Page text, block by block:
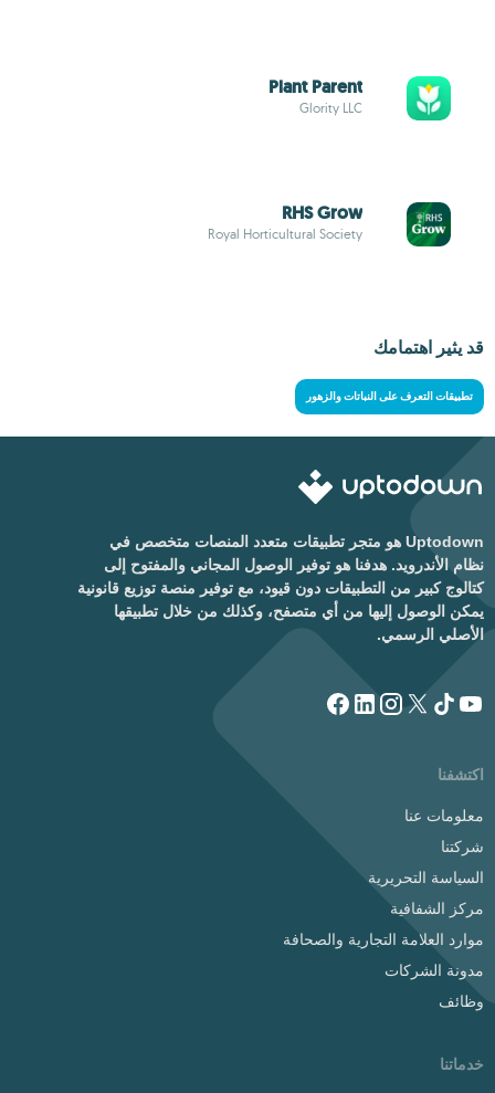
Plant Parent
Glority LLC
RHS Grow
Royal Horticultural Society
قد يثير اهتمامك
تطبيقات التعرف على النباتات والزهور
Uptodown هو متجر تطبيقات متعدد المنصات متخصص في
نظام الأندرويد. هدفنا هو توفير الوصول المجاني والمفتوح إلى
كتالوج كبير من التطبيقات دون قيود، مع توفير منصة توزيع قانونية
يمكن الوصول إليها من أي متصفح، وكذلك من خلال تطبيقها
الأصلي الرسمي.
اكتشفنا
معلومات عنا
شركتنا
السياسة التحريرية
مركز الشفافية
موارد العلامة التجارية والصحافة
مدونة الشركات
وظائف
خدماتنا